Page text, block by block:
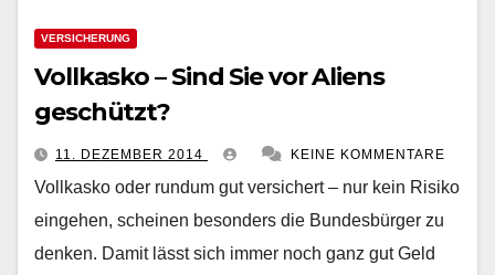
VERSICHERUNG
Vollkasko – Sind Sie vor Aliens
geschützt?
11. DEZEMBER 2014 KEINE KOMMENTARE
Vollkasko oder rundum gut versichert – nur kein Risiko
eingehen, scheinen besonders die Bundesbürger zu
denken. Damit lässt sich immer noch ganz gut Geld